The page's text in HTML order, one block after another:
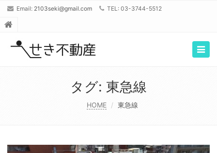
Email: 2103seki@gmail.com TEL: 03-3744-5512
タグ: 東急線
HOME 東急線